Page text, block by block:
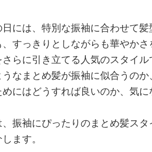
日には、特別な振袖に合わせて髪
、すっきりとしながらも華やか
らに引き立てる人気のスタイル
うなまとめ髪が振袖に似合うの
めにはどうすれば良いのか、気
、振袖にぴったりのまとめ髪ス
ます。